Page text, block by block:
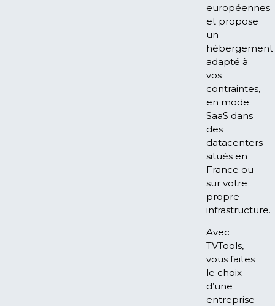
européennes
et propose
un
hébergement
adapté à
vos
contraintes,
en mode
SaaS dans
des
datacenters
situés en
France ou
sur votre
propre
infrastructure.
Avec
TVTools,
vous faites
le choix
d’une
entreprise